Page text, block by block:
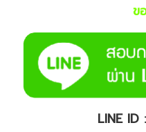
ข
LINE ID